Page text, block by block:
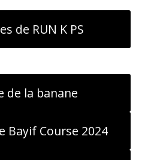
de RUN K PS
de la banane
Bayif Course 2024